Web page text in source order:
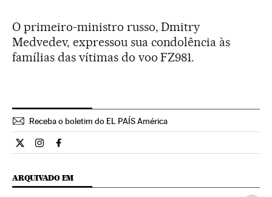
O primeiro-ministro russo, Dmitry
Medvedev, expressou sua condolência às
famílias das vítimas do voo FZ981.
Receba o boletim do EL PAÍS América
Internacional El País Brasil en Twitter
Internacional El País Brasil en Instagram
Internacional El País Brasil en Facebook
ARQUIVADO EM